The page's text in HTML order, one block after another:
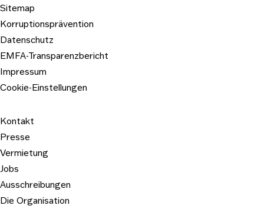
Sitemap
Korruptionsprävention
Datenschutz
EMFA-Transparenzbericht
Impressum
Cookie-Einstellungen
Kontakt
Presse
Vermietung
Jobs
Ausschreibungen
Die Organisation